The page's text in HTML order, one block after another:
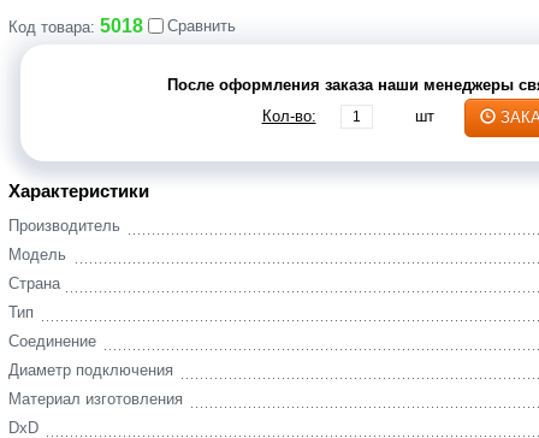
Код товара: 5018 Сравнить
После оформления заказа наши менеджеры
Кол-во:
шт
Характеристики
Производитель
Модель
Страна
Тип
Соединение
Диаметр подключения
Материал изготовления
DxD